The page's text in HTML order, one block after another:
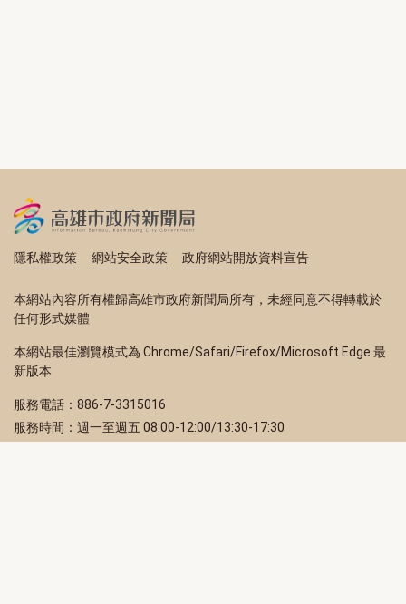
隱私權政策 網站安全政策 政府網站開放資料宣告
本網站內容所有權歸高雄市政府新聞局所有，未經同意不得轉載於
任何形式媒體
本網站最佳瀏覽模式為 Chrome/Safari/Firefox/Microsoft Edge 最
新版本
服務電話：886-7-3315016
服務時間：週一至週五 08:00-12:00/13:30-17:30